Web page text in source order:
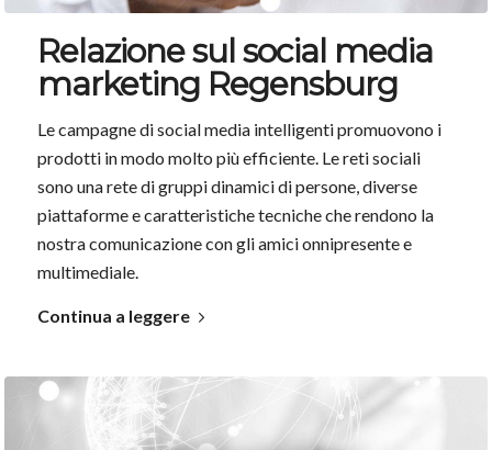
Relazione sul social media
marketing Regensburg
Le campagne di social media intelligenti promuovono i
prodotti in modo molto più efficiente. Le reti sociali
sono una rete di gruppi dinamici di persone, diverse
piattaforme e caratteristiche tecniche che rendono la
nostra comunicazione con gli amici onnipresente e
multimediale.
Continua a leggere